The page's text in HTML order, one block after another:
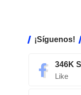
¡Síguenos!
346K
Like